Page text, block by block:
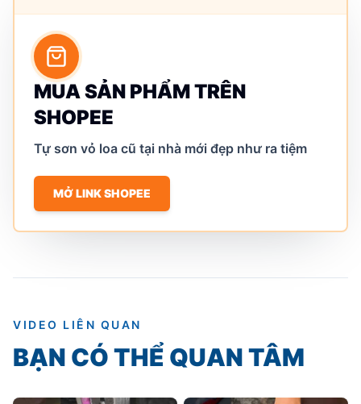
MUA SẢN PHẨM TRÊN
SHOPEE
Tự sơn vỏ loa cũ tại nhà mới đẹp như ra tiệm
MỞ LINK SHOPEE
VIDEO LIÊN QUAN
BẠN CÓ THỂ QUAN TÂM